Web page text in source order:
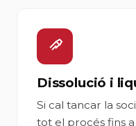
Dissolució i
Si cal tancar la
tot el procés fins a